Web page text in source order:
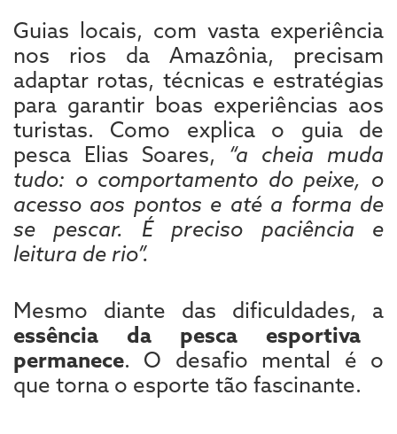
Guias locais, com vasta experiência
nos rios da Amazônia, precisam
adaptar rotas, técnicas e estratégias
para garantir boas experiências aos
turistas. Como explica o guia de
pesca Elias Soares, “a cheia muda
tudo: o comportamento do peixe, o
acesso aos pontos e até a forma de
se pescar. É preciso paciência e
leitura de rio”.
Mesmo diante das dificuldades, a
essência da pesca esportiva
permanece. O desafio mental é o
que torna o esporte tão fascinante.